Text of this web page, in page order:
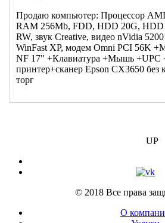
Продаю компьютер: Процессор
RAM 256Mb, FDD, HDD 20G,
RW, звук Creative, видео nVidia
WinFast XP, модем Omni PCI 56K
NF 17" +Клавиатура +Мышь +UPC
принтер+сканер Epson CX3650 без
торг
UP
© 2018 Все права
О